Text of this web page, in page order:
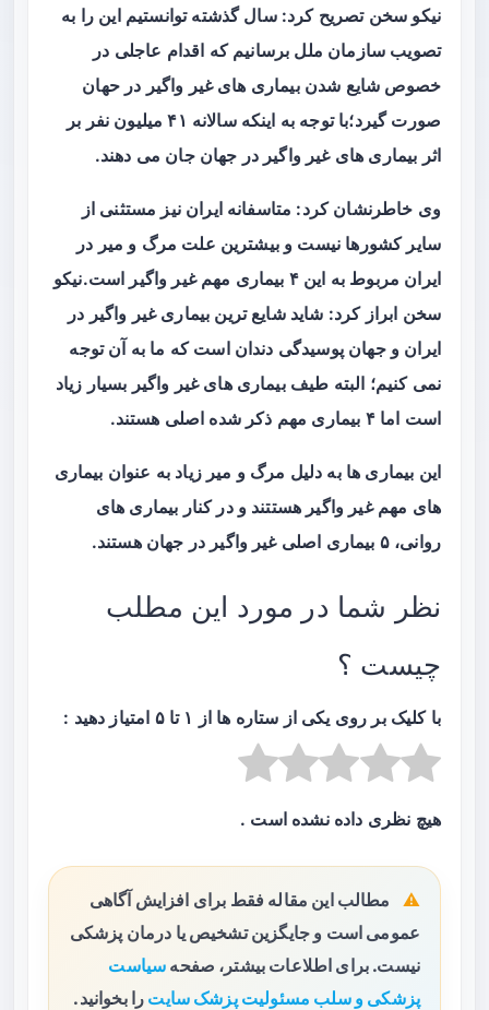
نیکو سخن تصریح کرد: سال گذشته توانستیم این را به
تصویب سازمان ملل برسانیم که اقدام عاجلی در
خصوص شایع شدن بیماری های غیر واگیر در حهان
صورت گیرد؛با توجه به اینکه سالانه ۴۱ میلیون نفر بر
اثر بیماری های غیر واگیر در جهان جان می دهند.
وی خاطرنشان کرد: متاسفانه ایران نیز مستثنی از
سایر کشورها نیست و بیشترین علت مرگ و میر در
ایران مربوط به این ۴ بیماری مهم غیر واگیر است.نیکو
سخن ابراز کرد: شاید شایع ترین بیماری غیر واگیر در
ایران و جهان پوسیدگی دندان است که ما به آن توجه
نمی کنیم؛ البته طیف بیماری های غیر واگیر بسیار زیاد
است اما ۴ بیماری مهم ذکر شده اصلی هستند.
این بیماری ها به دلیل مرگ و میر زیاد به عنوان بیماری
های مهم غیر واگیر هستتند و در کنار بیماری های
روانی، ۵ بیماری اصلی غیر واگیر در جهان هستند.
نظر شما در مورد این مطلب
چیست ؟
با کلیک بر روی یکی از ستاره ها از ۱ تا ۵ امتیاز دهید :
هیچ نظری داده نشده است .
مطالب این مقاله فقط برای افزایش آگاهی
عمومی است و جایگزین تشخیص یا درمان پزشکی
نیست. برای اطلاعات بیشتر، صفحه سیاست
پزشکی و سلب مسئولیت پزشک سایت را بخوانید.